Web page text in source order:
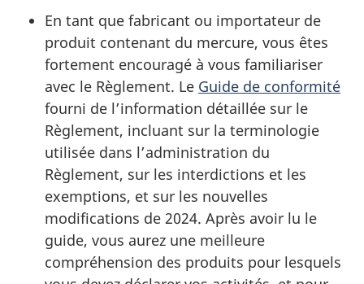
En tant que fabricant ou importateur de
produit contenant du mercure, vous êtes
fortement encouragé à vous familiariser
avec le Règlement. Le Guide de conformité
fourni de l’information détaillée sur le
Règlement, incluant sur la terminologie
utilisée dans l’administration du
Règlement, sur les interdictions et les
exemptions, et sur les nouvelles
modifications de 2024. Après avoir lu le
guide, vous aurez une meilleure
compréhension des produits pour lesquels